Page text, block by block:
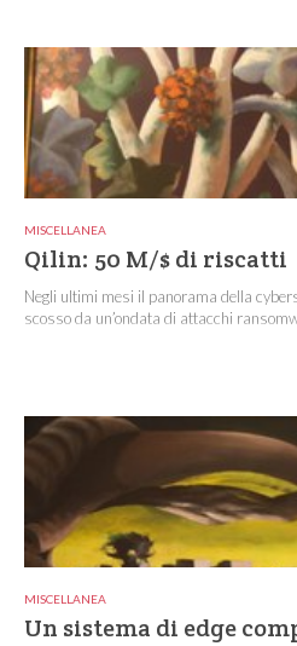
MISCELLANEA
Qilin: 50 M/$ di riscatti
Negli ultimi mesi il panorama della
scosso da un’ondata di attacchi
MISCELLANEA
Un sistema di edge